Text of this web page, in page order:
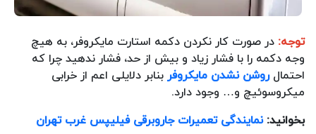
توجه: در صورت کار نکردن دکمه استارت مایکروفر، به هیچ
وجه دکمه را با فشار زیاد و بیش از حد، فشار ندهید چرا که
احتمالروشن نشدن مایکروفربنابر دلایلی اعم از خرابی
میکروسوئیچ و… وجود دارد.
بخوانید:نمایندگی تعمیرات جاروبرقی فیلیپس غرب تهران